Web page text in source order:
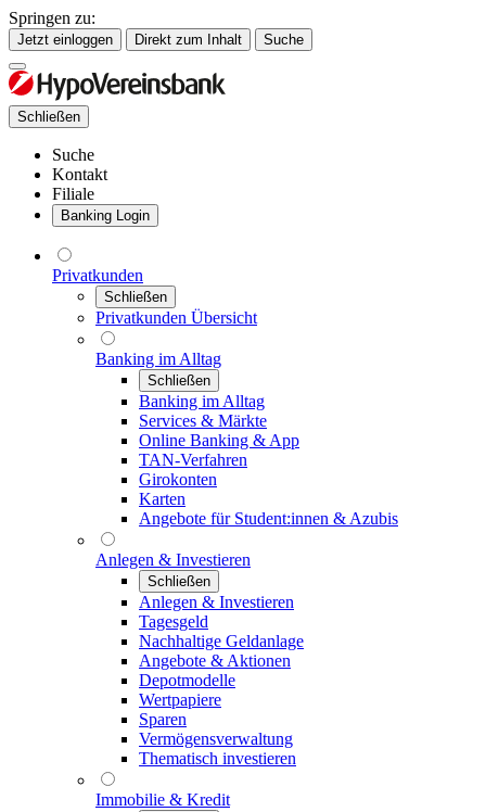
Springen zu:
Jetzt einloggen Direkt zum Inhalt Suche
Schließen
Suche
Kontakt
Filiale
Banking Login
Privatkunden
Schließen
Privatkunden Übersicht
Banking im Alltag
Schließen
Banking im Alltag
Services & Märkte
Online Banking & App
TAN-Verfahren
Girokonten
Karten
Angebote für Student:innen & Azubis
Anlegen & Investieren
Schließen
Anlegen & Investieren
Tagesgeld
Nachhaltige Geldanlage
Angebote & Aktionen
Depotmodelle
Wertpapiere
Sparen
Vermögensverwaltung
Thematisch investieren
Immobilie & Kredit